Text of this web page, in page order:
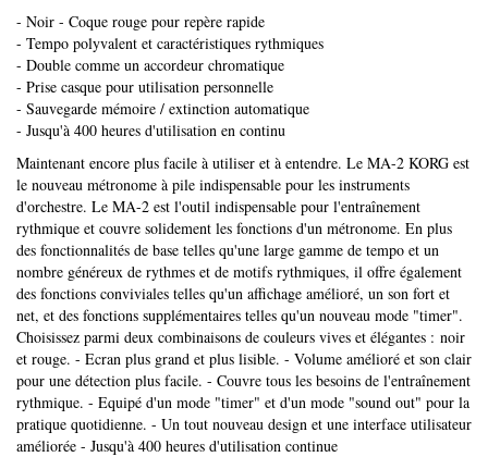
- Noir - Coque rouge pour repère rapide
- Tempo polyvalent et caractéristiques rythmiques
- Double comme un accordeur chromatique
- Prise casque pour utilisation personnelle
- Sauvegarde mémoire / extinction automatique
- Jusqu'à 400 heures d'utilisation en continu
Maintenant encore plus facile à utiliser et à entendre. Le MA-2 KORG est
le nouveau métronome à pile indispensable pour les instruments
d'orchestre. Le MA-2 est l'outil indispensable pour l'entraînement
rythmique et couvre solidement les fonctions d'un métronome. En plus
des fonctionnalités de base telles qu'une large gamme de tempo et un
nombre généreux de rythmes et de motifs rythmiques, il offre également
des fonctions conviviales telles qu'un affichage amélioré, un son fort et
net, et des fonctions supplémentaires telles qu'un nouveau mode "timer".
Choisissez parmi deux combinaisons de couleurs vives et élégantes : noir
et rouge. - Ecran plus grand et plus lisible. - Volume amélioré et son clair
pour une détection plus facile. - Couvre tous les besoins de l'entraînement
rythmique. - Equipé d'un mode "timer" et d'un mode "sound out" pour la
pratique quotidienne. - Un tout nouveau design et une interface utilisateur
améliorée - Jusqu'à 400 heures d'utilisation continue